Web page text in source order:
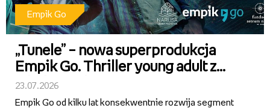
Empik Go
„Tunele” – nowa superprodukcja
Empik Go. Thriller young adult z
fabułą osadzoną w sercu Warmii
23.07.2026
Empik Go od kilku lat konsekwentnie rozwija segment